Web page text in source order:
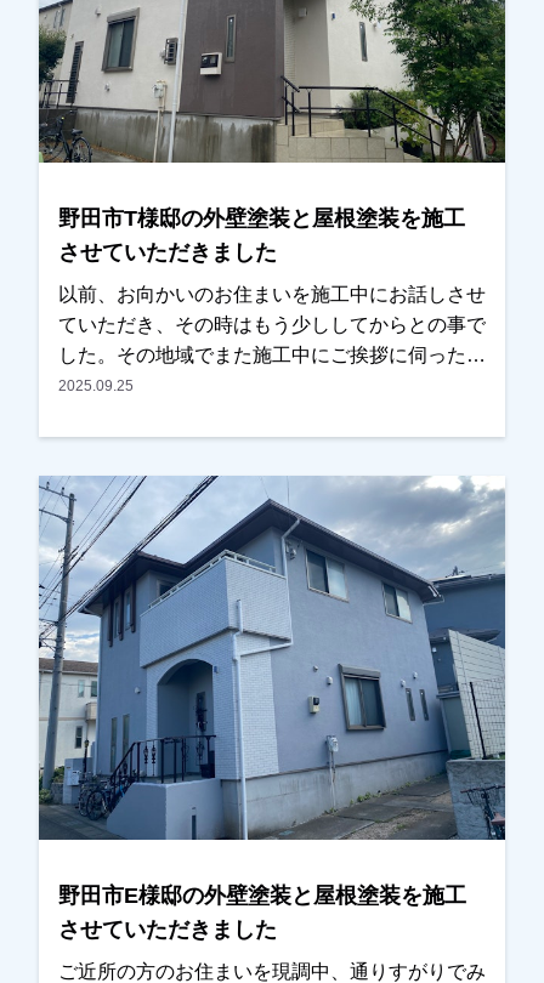
とてもいいとご満足していただけました。ありが
とうございました。越谷市、春日部市、野田市、
吉川市、草加市またはその他地域でも外壁塗装を
お考えのお客様、まずはご相談からでも大丈夫で
す！現地調査、お見積りはもちろん無料にておこ
なっております。またお支払い方法につきまして
遠慮なくお申し付けください。お待ちしておりま
す。
野田市T様邸の外壁塗装と屋根塗装を施工
させていただきました
以前、お向かいのお住まいを施工中にお話しさせ
ていただき、その時はもう少ししてからとの事で
した。その地域でまた施工中にご挨拶に伺ったと
ころ、ちょうどそろそろやろうかと思っていたと
り、仕上りと職人の仕事ぶりは以前の時から見て
いただいていたとの事で、内容と金額も考えてい
たくらいとの事でＯＫを頂き任せていただけまし
た。色については、あまりイメージを変えたくな
いとの事で、元の色に近いものをご提案させてい
ただきました。またお気にされている部分も打ち
合わせを重ねて解消し、仕上りにつきましても問
題ないとのことで、綺麗になったと非常に喜んで
いただけました。本当にありがとうございまし
た。越谷市、春日部市、野田市、吉川市、草加市
またその他地域でも外壁塗装をお考えのお客様、
まずはご相談からでも大丈夫です！ 現地調査、
お見積りはもちろん無料にて行っております。ま
り扱っておりますので、ご遠慮なくお申しつけく
ださい。おまちしております。
2025.09.25
野田市E様邸の外壁塗装と屋根塗装を施工
させていただきました
ご近所の方のお住まいを現調中、通りすがりでみ